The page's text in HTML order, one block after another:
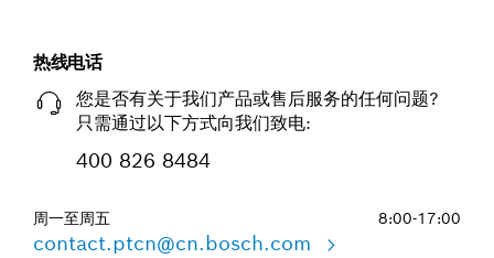
热线电话
您是否有关于我们产品或售后服务的任何问题?
只需通过以下方式向我们致电:
400 826 8484
周一至周五 8:00-17:00
contact.ptcn@cn.bosch.com